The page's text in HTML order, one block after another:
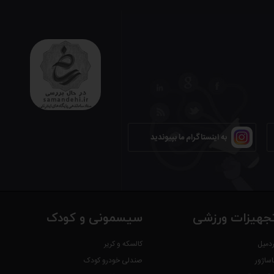
با طراحی حرفه‌ای و بدنه تمام فلزی، یک انتخاب بی‌نقص برای خنک‌سازی محیط‌های مسکونی، اداری و تجاری است. این پنکه ۲ حالته، هم به‌صورت ایستاده و هم
به اینستاگرام ما بپیوندید
ورزشی سیسمونی و کودک
کالسکه و کریر
صندلی خودرو کودک